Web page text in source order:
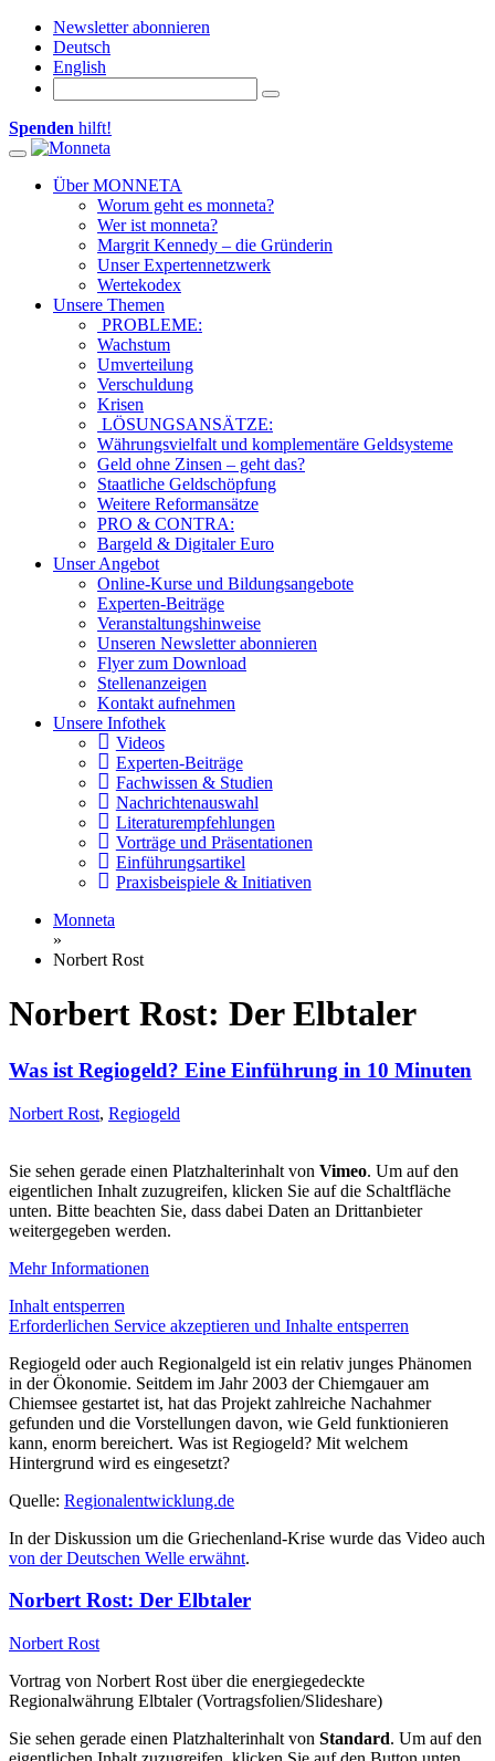
Newsletter abonnieren
Deutsch
English
Spenden hilft!
Toggle navigation
Über MONNETA
Worum geht es monneta?
Wer ist monneta?
Margrit Kennedy – die Gründerin
Unser Expertennetzwerk
Wertekodex
Unsere Themen
PROBLEME:
Wachstum
Umverteilung
Verschuldung
Krisen
LÖSUNGSANSÄTZE:
Währungsvielfalt und komplementäre Geldsysteme
Geld ohne Zinsen – geht das?
Staatliche Geldschöpfung
Weitere Reformansätze
PRO & CONTRA:
Bargeld & Digitaler Euro
Unser Angebot
Online-Kurse und Bildungsangebote
Experten-Beiträge
Veranstaltungshinweise
Unseren Newsletter abonnieren
Flyer zum Download
Stellenanzeigen
Kontakt aufnehmen
Unsere Infothek
Videos
Experten-Beiträge
Fachwissen & Studien
Nachrichtenauswahl
Literaturempfehlungen
Vorträge und Präsentationen
Einführungsartikel
Praxisbeispiele & Initiativen
Monneta
»
Norbert Rost
Norbert Rost: Der Elbtaler
Was ist Regiogeld? Eine Einführung in 10 Minuten
Norbert Rost, Regiogeld
Sie sehen gerade einen Platzhalterinhalt von Vimeo. Um auf den
eigentlichen Inhalt zuzugreifen, klicken Sie auf die Schaltfläche
unten. Bitte beachten Sie, dass dabei Daten an Drittanbieter
weitergegeben werden.
Mehr Informationen
Inhalt entsperren
Erforderlichen Service akzeptieren und Inhalte entsperren
Regiogeld oder auch Regionalgeld ist ein relativ junges Phänomen
in der Ökonomie. Seitdem im Jahr 2003 der Chiemgauer am
Chiemsee gestartet ist, hat das Projekt zahlreiche Nachahmer
gefunden und die Vorstellungen davon, wie Geld funktionieren
kann, enorm bereichert. Was ist Regiogeld? Mit welchem
Hintergrund wird es eingesetzt?
Quelle: Regionalentwicklung.de
In der Diskussion um die Griechenland-Krise wurde das Video auch
von der Deutschen Welle erwähnt.
Norbert Rost: Der Elbtaler
Norbert Rost
Vortrag von Norbert Rost über die energiegedeckte
Regionalwährung Elbtaler (Vortragsfolien/Slideshare)
Sie sehen gerade einen Platzhalterinhalt von Standard. Um auf den